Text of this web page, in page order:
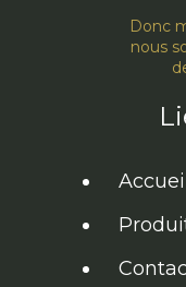
Donc
nous
Accueil